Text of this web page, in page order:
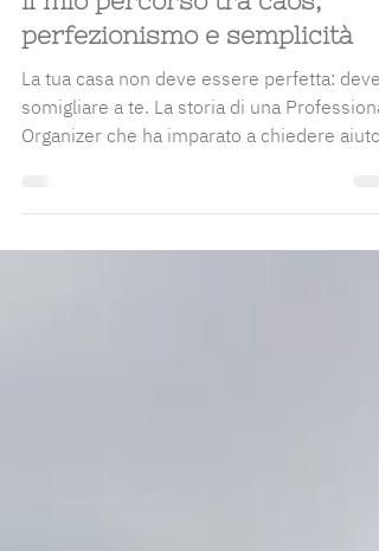
Anche le Professional
Organizer non sono perfette:
il mio percorso tra caos,
perfezionismo e semplicità
Organizer che ha imparato a chiedere aiuto
a vivere con leggerezza.